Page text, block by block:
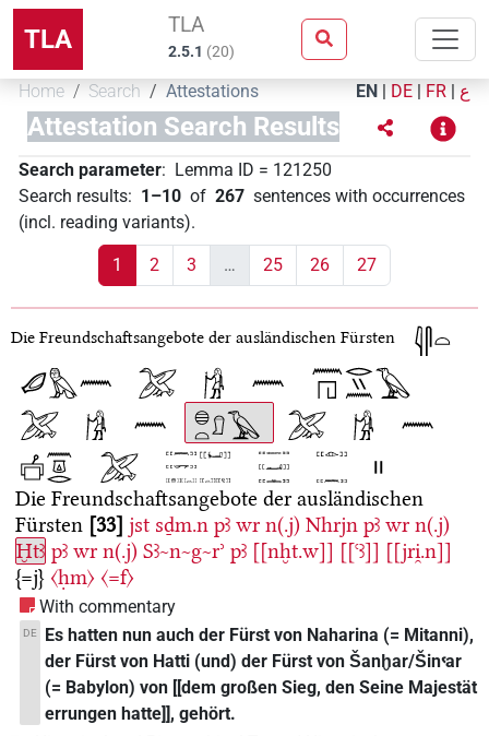
TLA TLA
2.5.1 (20)
Home Search Attestations EN | DE | FR | ع
Attestation Search Results
Search parameter: Lemma ID = 121250
Search results: 1–10 of 267 sentences with occurrences
(incl. reading variants).
1 2 3 … 25 26 27
Die Freundschaftsangebote der ausländischen Fürsten
Die Freundschaftsangebote der ausländischen
Fürsten 33 jst sḏm.n pꜣ wr n(.j) Nhrjn pꜣ wr n(.j)
Ḫtꜣ pꜣ wr n(.j) Sꜣ~n~g~rʾ pꜣ [[nḫt.w]] [[ꜥꜣ]] [[jri̯.n]]
{=j} 〈ḥm〉 〈=f〉
With commentary
DE
Es hatten nun auch der Fürst von Naharina (= Mitanni),
der Fürst von Hatti (und) der Fürst von Šanḫar/Šinꜥar
(= Babylon) von [[dem großen Sieg, den Seine Majestät
errungen hatte]], gehört.